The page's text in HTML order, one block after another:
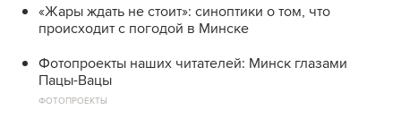
«Жары ждать не стоит»: синоптики о том, что
происходит с погодой в Минске
Фотопроекты наших читателей: Минск глазами
Пацы-Вацы
ФОТОПРОЕКТЫ